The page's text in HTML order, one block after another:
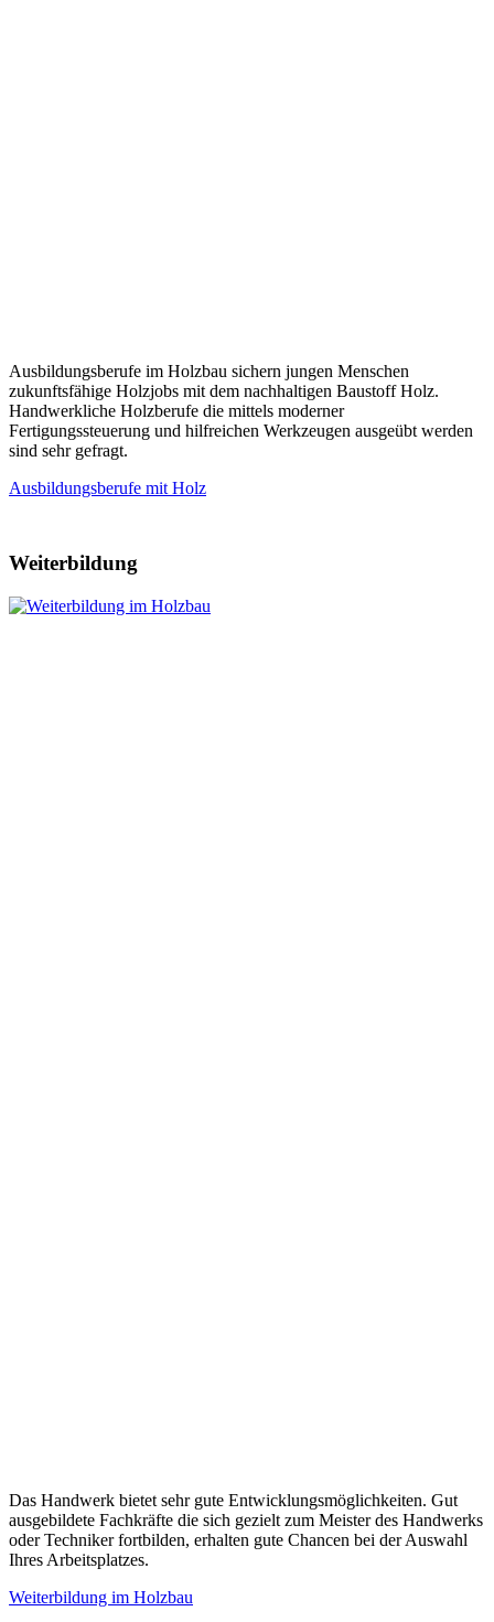
Ausbildungsberufe im Holzbau sichern jungen Menschen
zukunftsfähige Holzjobs mit dem nachhaltigen Baustoff Holz.
Handwerkliche Holzberufe die mittels moderner
Fertigungssteuerung und hilfreichen Werkzeugen ausgeübt werden
sind sehr gefragt.
Ausbildungsberufe mit Holz
Weiterbildung
Das Handwerk bietet sehr gute Entwicklungsmöglichkeiten. Gut
ausgebildete Fachkräfte die sich gezielt zum Meister des Handwerks
oder Techniker fortbilden, erhalten gute Chancen bei der Auswahl
Ihres Arbeitsplatzes.
Weiterbildung im Holzbau